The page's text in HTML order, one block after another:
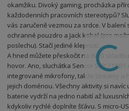
okamžiku. Divoký gaming, procházka
každodenních pracovních stereotypů?
vás zaručeně vezmou za srdce. V balení
ochranné pouzdro a Jack kabel (pro
poslechu). Stačí jediné klepnutí...
A hned můžete přeskočit na další
hovor. Ano, sluchátka Sencor SEP
integrované mikrofony, takže streamy a
jejich doménou. Všechny aktivity si
baterie vydrží na jedno nabití až
kdykoliv rychlé doplníte šťávu. S micro-